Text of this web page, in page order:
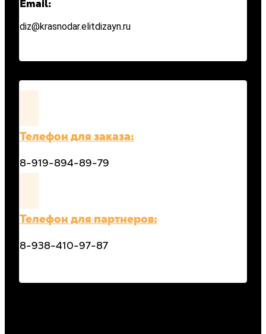
Email:
diz@krasnodar.elitdizayn.ru
Телефон для заказа:
8-919-894-89-79
Телефон для партнеров:
8-938-410-97-87